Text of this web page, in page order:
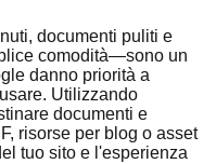
documenti puliti e
comodità—sono un
danno priorità a
Utilizzando
documenti e
risorse per blog o asset
tuo sito e l'esperienza